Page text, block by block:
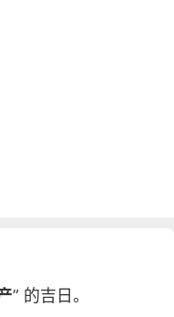
” 的吉日。